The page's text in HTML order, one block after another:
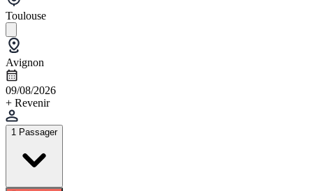
Toulouse
Avignon
09/08/2026
+ Revenir
1 Passager